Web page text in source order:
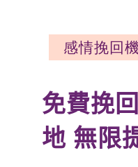
感情挽回
免費挽
地 無限